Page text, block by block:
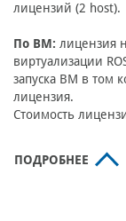
лицензий (2 host).
По ВМ: лицензия
виртуализации
запуска ВМ в том
лицензия.
Стоимость
ПОДРОБНЕЕ